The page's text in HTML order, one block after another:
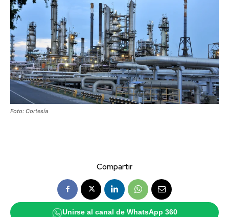
Foto: Cortesía
Compartir
Unirse al canal de WhatsApp 360